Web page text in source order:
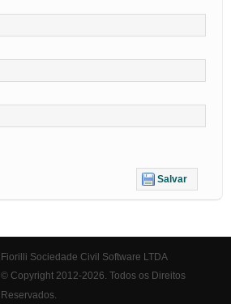
Salvar
Fiorilli Sociedade Civil Software LTDA
© Copyright 2012-2026. Todos os Direitos
Reservados.